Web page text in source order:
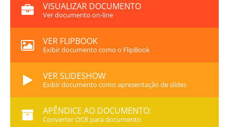
VISUALIZAR DOCUMENTO
Ver documento on-line
VER FLIPBOOK
Exibir documento como o FlipBook
VER SLIDESHOW
Exibir documento como apresentação de slides
APÊNDICE AO DOCUMENTO:
Converter OCR para documento